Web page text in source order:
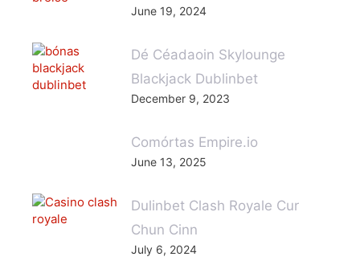
June 19, 2024
Dé Céadaoin Skylounge
Blackjack Dublinbet
December 9, 2023
Comórtas Empire.io
June 13, 2025
Dulinbet Clash Royale Cur
Chun Cinn
July 6, 2024